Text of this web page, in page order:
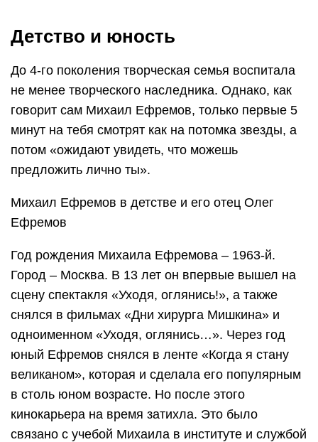
Детство и юность
До 4-го поколения творческая семья воспитала
не менее творческого наследника. Однако, как
говорит сам Михаил Ефремов, только первые 5
минут на тебя смотрят как на потомка звезды, а
потом «ожидают увидеть, что можешь
предложить лично ты».
Михаил Ефремов в детстве и его отец Олег
Ефремов
Год рождения Михаила Ефремова – 1963-й.
Город – Москва. В 13 лет он впервые вышел на
сцену спектакля «Уходя, оглянись!», а также
снялся в фильмах «Дни хирурга Мишкина» и
одноименном «Уходя, оглянись…». Через год
юный Ефремов снялся в ленте «Когда я стану
великаном», которая и сделала его популярным
в столь юном возрасте. Но после этого
кинокарьера на время затихла. Это было
связано с учебой Михаила в институте и службой